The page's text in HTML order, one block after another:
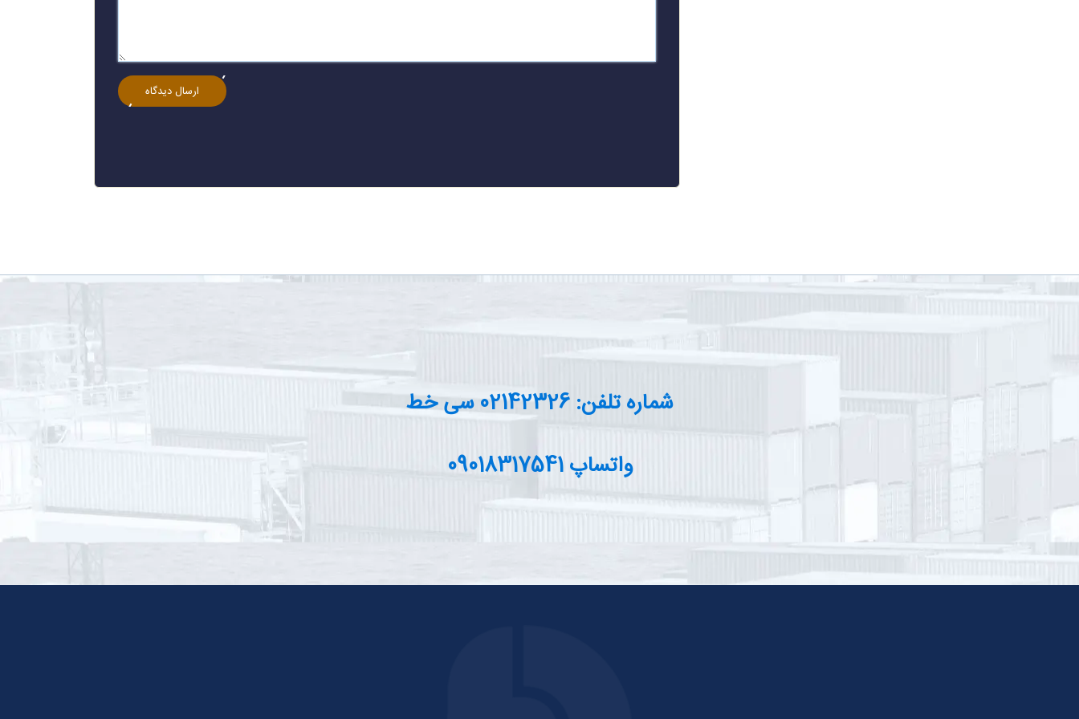
شماره تلفن: 02142326 سی خط
واتساپ 09018317541